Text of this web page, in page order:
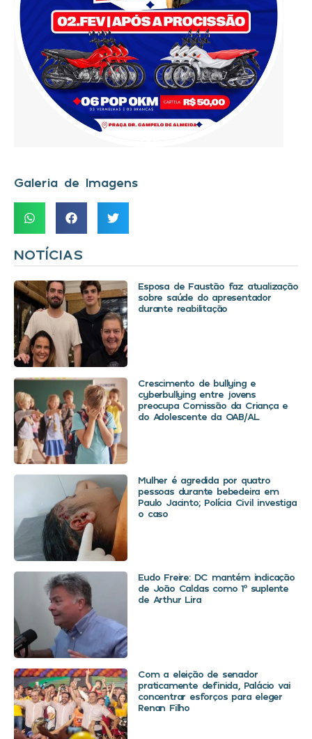
Galeria de Imagens
NOTÍCIAS
Esposa de Faustão faz atualização
sobre saúde do apresentador
durante reabilitação
Crescimento de bullying e
cyberbullying entre jovens
preocupa Comissão da Criança e
do Adolescente da OAB/AL
Mulher é agredida por quatro
pessoas durante bebedeira em
Paulo Jacinto; Polícia Civil investiga
o caso
Eudo Freire: DC mantém indicação
de João Caldas como 1º suplente
de Arthur Lira
Com a eleição de senador
praticamente definida, Palácio vai
concentrar esforços para eleger
Renan Filho